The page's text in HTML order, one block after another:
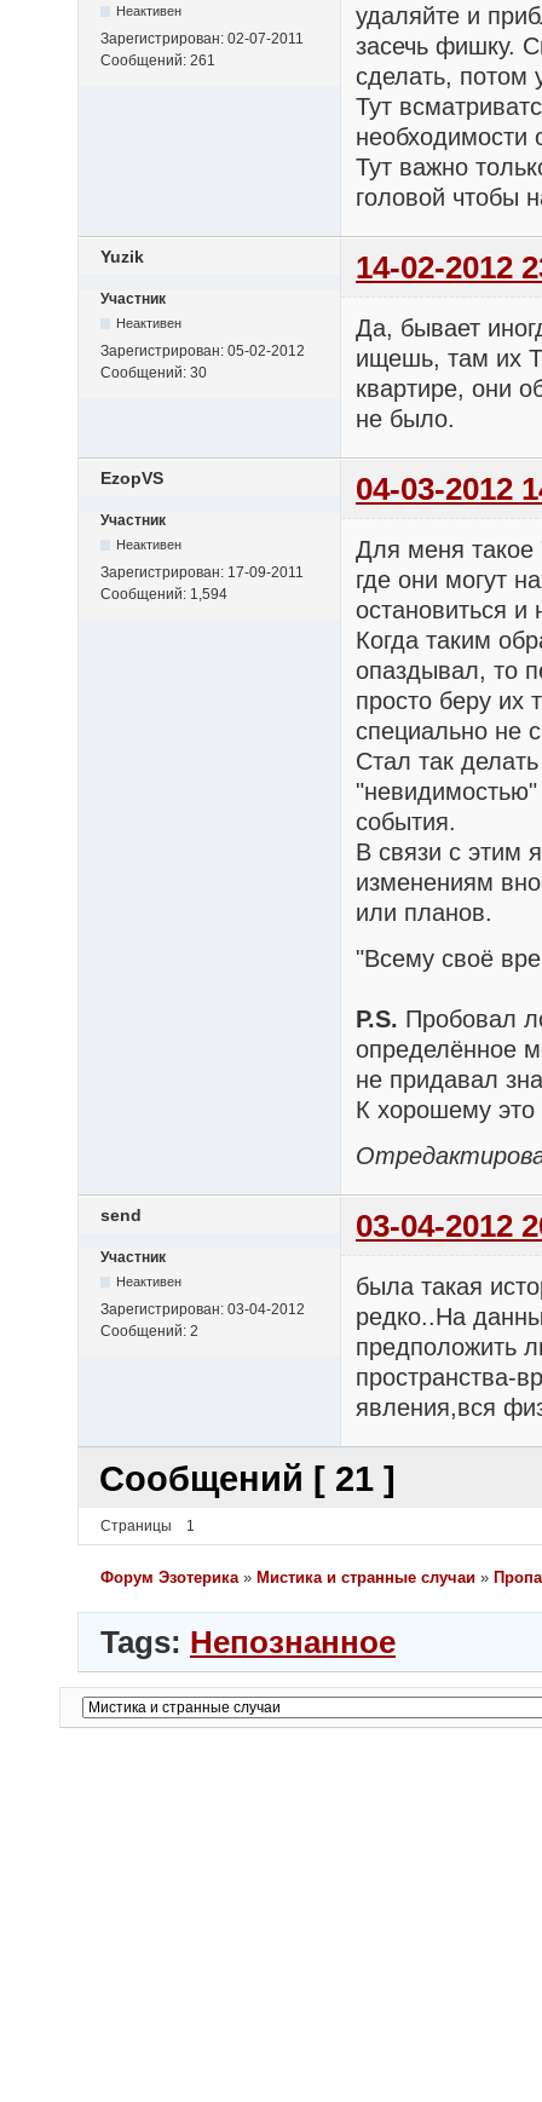
Неактивен
Зарегистрирован: 02-07-2011
Сообщений: 261
удаляйте и
засечь фишку.
сделать, потом
Тут
необходимости
Тут важно
головой чтобы
Yuzik 14-02-2012
Участник
Неактивен
Зарегистрирован: 05-02-2012
Сообщений: 30
Да, бывает
ищешь, там их
квартире, они
не было.
EzopVS 04-03-2012
Участник
Неактивен
Зарегистрирован: 17-09-2011
Сообщений: 1,594
Для меня такое
где они могут
остановиться и
Когда таким
опаздывал, то
просто беру их
специально не
Стал так
события.
В связи с этим
изменениям
или планов.
"Всему своё
P.S. Пробовал
определённое
не придавал
К хорошему
send 03-04-2012
Участник
Неактивен
Зарегистрирован: 03-04-2012
Сообщений: 2
была такая
редко..На
предположить
пространства-
явления,вся
Сообщений [ 21 ]
Страницы 1
Форум Эзотерика » Мистика и странные случаи »
Tags: Непознанное